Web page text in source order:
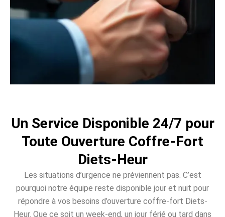
Un Service Disponible 24/7 pour
Toute Ouverture Coffre-Fort
Diets-Heur
Les situations d’urgence ne préviennent pas. C’est
pourquoi notre équipe reste disponible jour et nuit pour
répondre à vos besoins d’ouverture coffre-fort Diets-
Heur. Que ce soit un week-end, un jour férié ou tard dans